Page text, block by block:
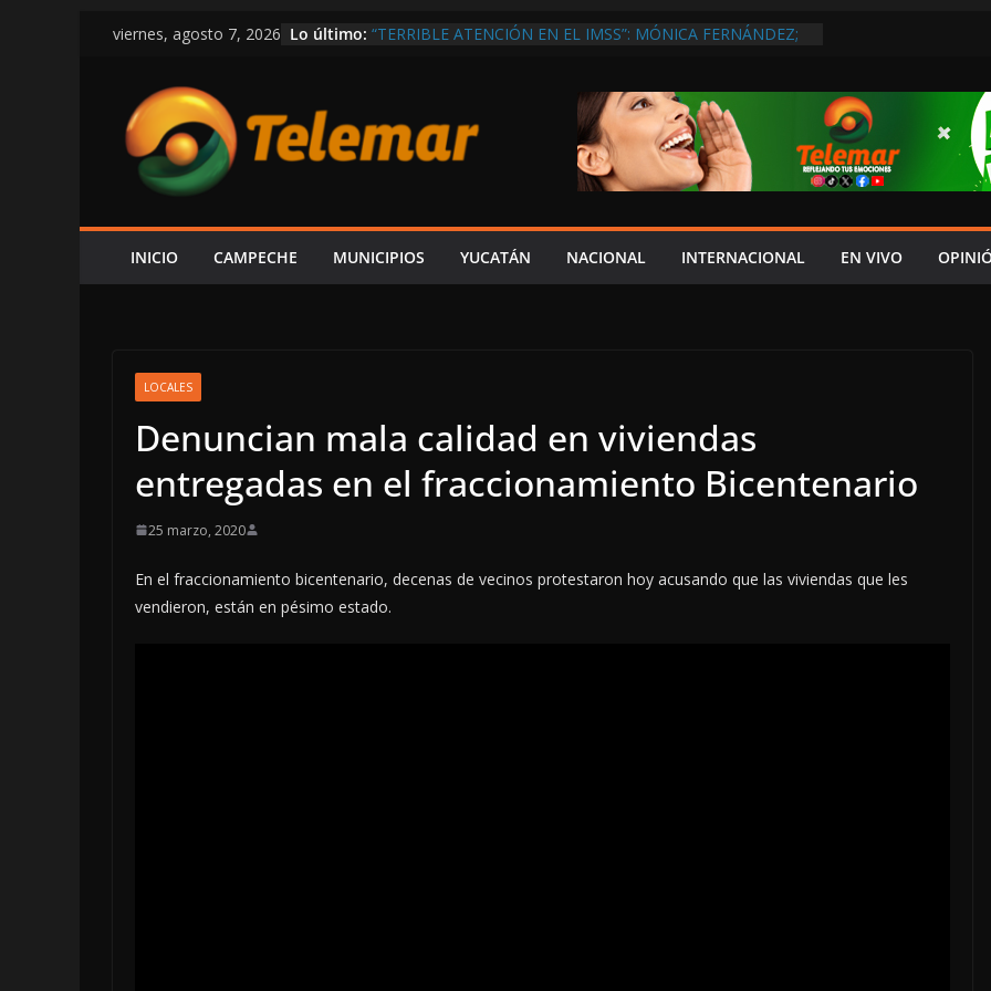
Saltar
contenido
viernes, agosto 7, 2026 Lo último: “TERRIBLE ATENCIÓN EN EL IMSS”: MÓNICA FERNÁNDEZ;
DENUNCIAR ES PERDER EL TIEMPO”; INFRAESTRUCTURA
DE LA CFE ES OBSOLETA Y URGE MODERNIZARLA:
ALCALDE HIRAM ARANDA
LAYDA SE PASEA EN MADRID… Y LA BUSCAN HASTA EN
POSTES Y BUZONES POSTALES POR CRISIS FINANCIERA EN
EL ALCALDE RATH DESAFÍA LA LEY ELECTORAL Y LAS
REGLAS DE MORENA AL IMPULSAR A PABLO GUTIÉRREZ
INICIO CAMPECHE MUNICIPIOS YUCATÁN NACIONAL INTERNACIONAL EN VIVO
LOCALES
Denuncian mala calidad en viviendas
entregadas en el fraccionamiento Bicentenario
25 marzo, 2020
En el fraccionamiento bicentenario, decenas de vecinos protestaron hoy acusando que las viviendas que les
vendieron, están en pésimo estado.